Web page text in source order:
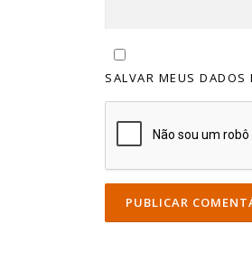
SALVAR MEUS DADOS